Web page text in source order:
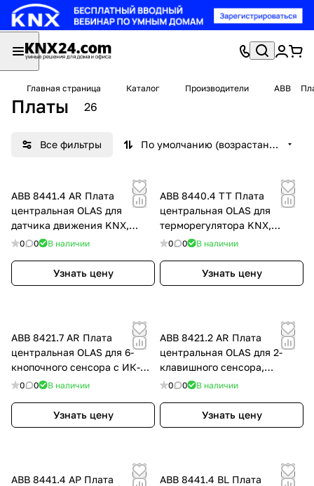
Главная страница Каталог Производители ABB
Платы 26
Все фильтры По умолчанию (возрастание)
ABB 8441.4 AR Плата
центральная OLAS для
датчика движения KNX,
песочный, цвет: Бежевый,
0 0 В наличии
Узнать цену
ABB 8440.4 TT Плата
центральная OLAS для
терморегулятора KNX,
титан, цвет: Титан
0 0 В наличии
Узнать цену
ABB 8421.7 AR Плата
центральная OLAS для 6-
кнопочного сенсора с ИК-
приемником, песочный,
Песочный
0 0 В наличии
Узнать цену
ABB 8421.2 AR Плата
центральная OLAS для 2-
клавишного сенсора,
песочный, цвет: Бежевый,
0 0 В наличии
Узнать цену
ABB 8441.4 AP Плата
ABB 8441.4 BL Плата